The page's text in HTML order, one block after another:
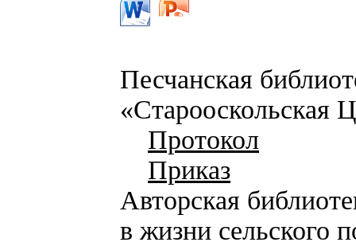
Песчанская
«Старооскольская
Протокол
Приказ
Авторская
в жизни сельского